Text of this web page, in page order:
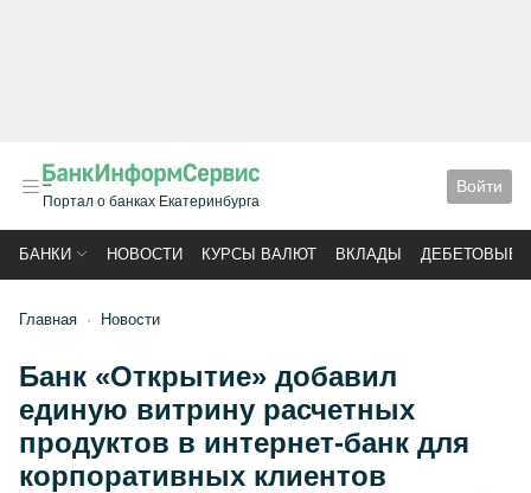
Портал о банках Екатеринбурга
Войти
БАНКИ НОВОСТИ КУРСЫ ВАЛЮТ ВКЛАДЫ ДЕБЕТОВЫЕ
Главная Новости
Банк «Открытие» добавил
единую витрину расчетных
продуктов в интернет-банк для
корпоративных клиентов